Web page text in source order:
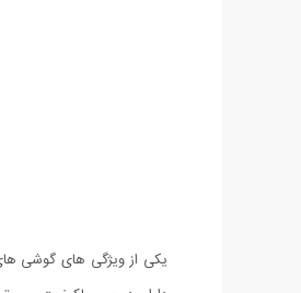
یکی از ویژگی های گوشی